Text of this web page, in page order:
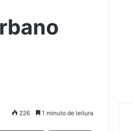
226 1 minuto de leitura